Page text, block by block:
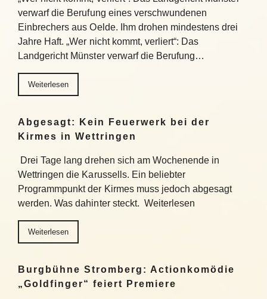
verwarf die Berufung eines verschwundenen
Einbrechers aus Oelde. Ihm drohen mindestens drei
Jahre Haft. „Wer nicht kommt, verliert“: Das
Landgericht Münster verwarf die Berufung…
Weiterlesen
Abgesagt: Kein Feuerwerk bei der
Kirmes in Wettringen
Drei Tage lang drehen sich am Wochenende in
Wettringen die Karussells. Ein beliebter
Programmpunkt der Kirmes muss jedoch abgesagt
werden. Was dahinter steckt. Weiterlesen
Weiterlesen
Burgbühne Stromberg: Actionkomödie
„Goldfinger“ feiert Premiere